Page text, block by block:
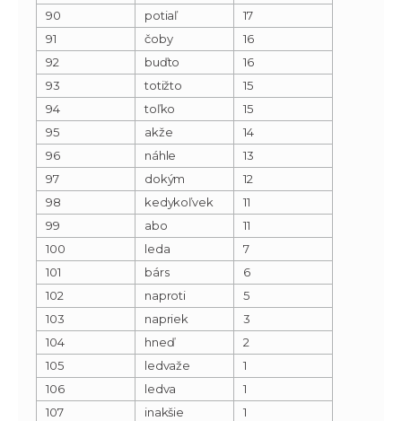
90
potiaľ
17
91
čoby
16
92
buďto
16
93
totižto
15
94
toľko
15
95
akže
14
96
náhle
13
97
dokým
12
98
kedykoľvek
11
99
abo
11
100
leda
7
101
bárs
6
102
naproti
5
103
napriek
3
104
hneď
2
105
ledvaže
1
106
ledva
1
107
inakšie 1